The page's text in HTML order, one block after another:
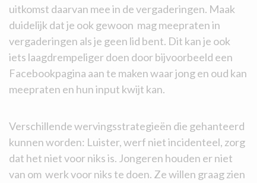
uitkomst daarvan mee in de vergaderingen. Maak
duidelijk dat je ook gewoon mag meepraten in
vergaderingen als je geen lid bent. Dit kan je ook
iets laagdrempeliger doen door bijvoorbeeld een
Facebookpagina aan te maken waar jong en oud kan
meepraten en hun input kwijt kan.
Verschillende wervingsstrategieën die gehanteerd
kunnen worden: Luister, werf niet incidenteel, zorg
dat het niet voor niks is. Jongeren houden er niet
van om werk voor niks te doen. Ze willen graag zien